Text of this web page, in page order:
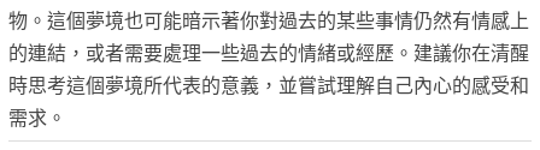
物。這個夢境也可能暗示著你對過去的某些事情仍然有情感上
的連結，或者需要處理一些過去的情緒或經歷。建議你在清醒
時思考這個夢境所代表的意義，並嘗試理解自己內心的感受和
需求。